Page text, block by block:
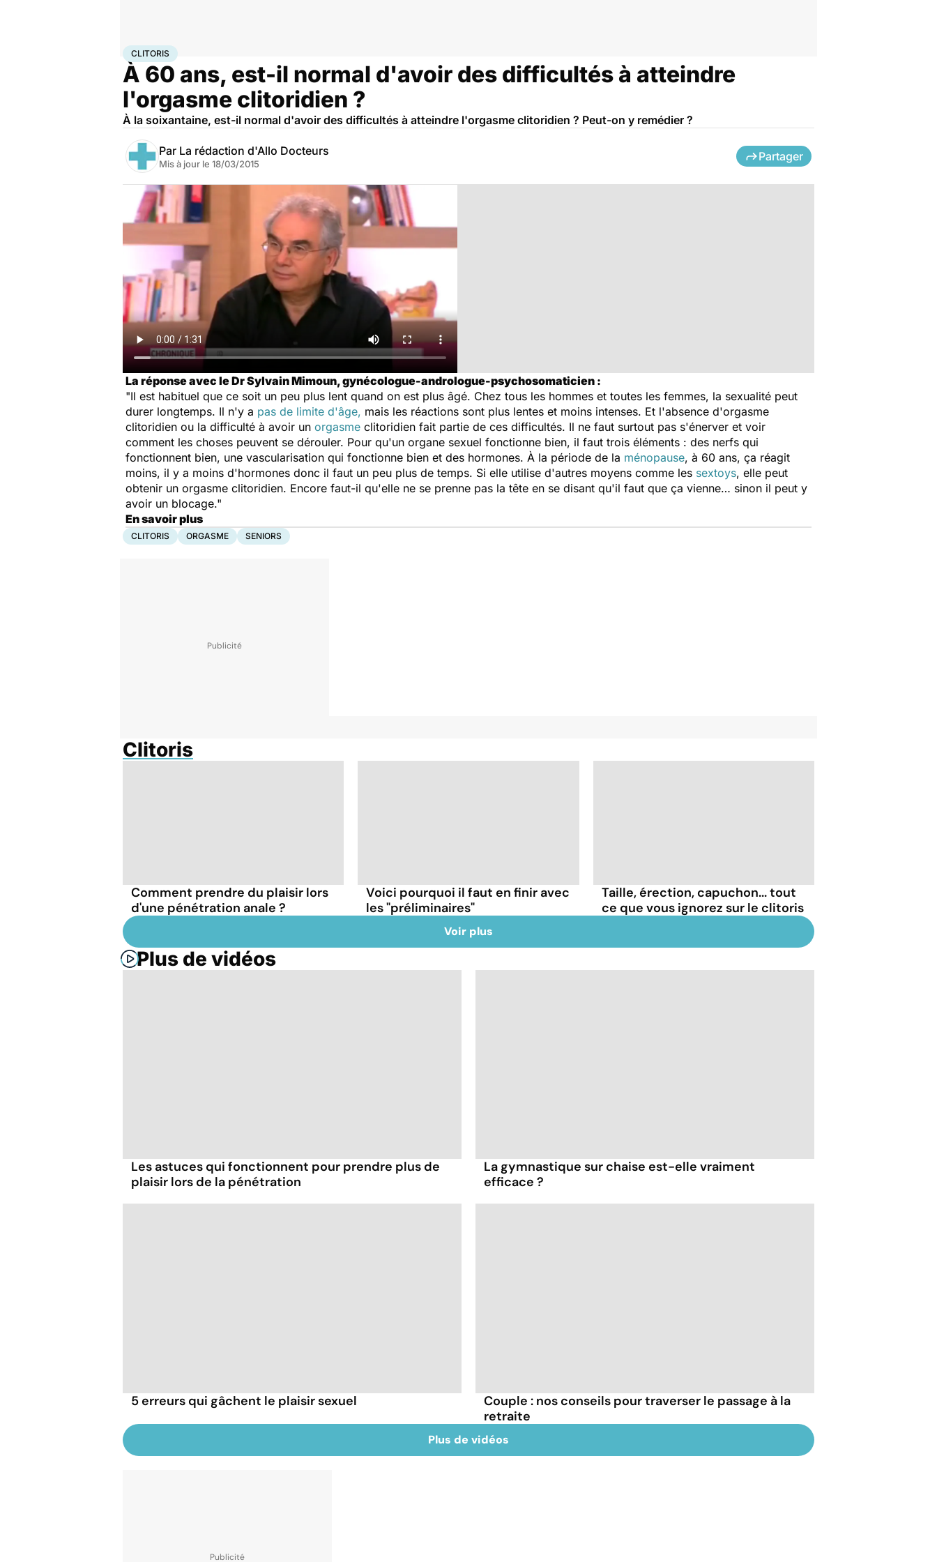
AccueilSanté Maladies
CLITORIS
À 60 ans, est-il normal d'avoir des difficultés à atteindre
l'orgasme clitoridien ?
À la soixantaine, est-il normal d'avoir des difficultés à atteindre l'orgasme clitoridien ? Peut-on y remédier ?
Par La rédaction d'Allo Docteurs
Mis à jour le 18/03/2015
Partager
La réponse avec le Dr Sylvain Mimoun, gynécologue-andrologue-psychosomaticien :
"Il est habituel que ce soit un peu plus lent quand on est plus âgé. Chez tous les hommes et toutes les femmes, la sexualité peut
durer longtemps. Il n'y a pas de limite d'âge, mais les réactions sont plus lentes et moins intenses. Et l'absence d'orgasme
clitoridien ou la difficulté à avoir un orgasme clitoridien fait partie de ces difficultés. Il ne faut surtout pas s'énerver et voir
comment les choses peuvent se dérouler. Pour qu'un organe sexuel fonctionne bien, il faut trois éléments : des nerfs qui
fonctionnent bien, une vascularisation qui fonctionne bien et des hormones. À la période de la ménopause, à 60 ans, ça réagit
moins, il y a moins d'hormones donc il faut un peu plus de temps. Si elle utilise d'autres moyens comme les sextoys, elle peut
obtenir un orgasme clitoridien. Encore faut-il qu'elle ne se prenne pas la tête en se disant qu'il faut que ça vienne… sinon il peut y
avoir un blocage."
En savoir plus
CLITORIS ORGASME SENIORS
Clitoris
Comment prendre du plaisir lors
d'une pénétration anale ?
Voici pourquoi il faut en finir avec
les "préliminaires"
Taille, érection, capuchon... tout
ce que vous ignorez sur le clitoris
Voir plus
Plus de vidéos
Les astuces qui fonctionnent pour prendre plus de
plaisir lors de la pénétration
La gymnastique sur chaise est-elle vraiment
efficace ?
5 erreurs qui gâchent le plaisir sexuel
Couple : nos conseils pour traverser le passage à la
retraite
Plus de vidéos